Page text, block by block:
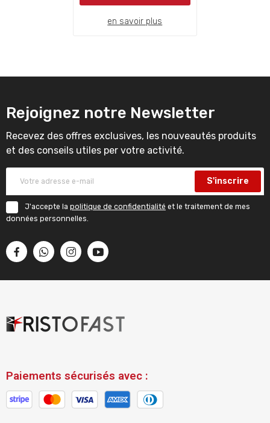
en savoir plus
Rejoignez notre Newsletter
Recevez des offres exclusives, les nouveautés produits
et des conseils utiles per votre activité.
S'inscrire
J'accepte la politique de confidentialité et le traitement de mes
données personnelles.
Paiements sécurisés avec :